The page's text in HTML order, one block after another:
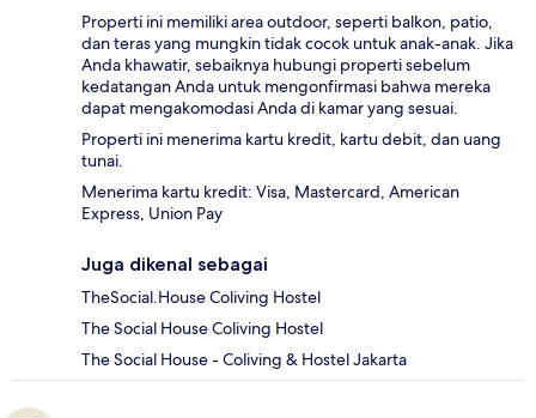
Properti ini memiliki area outdoor, seperti balkon, patio,
dan teras yang mungkin tidak cocok untuk anak-anak. Jika
Anda khawatir, sebaiknya hubungi properti sebelum
kedatangan Anda untuk mengonfirmasi bahwa mereka
dapat mengakomodasi Anda di kamar yang sesuai.
Properti ini menerima kartu kredit, kartu debit, dan uang
tunai.
Menerima kartu kredit: Visa, Mastercard, American
Express, Union Pay
Juga dikenal sebagai
TheSocial.House Coliving Hostel
The Social House Coliving Hostel
The Social House - Coliving & Hostel Jakarta